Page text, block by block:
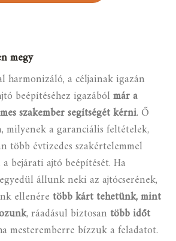
megy
harmonizáló, a céljainak igazán
beépítéséhez igazábólmár a
szakember segítségét kérni. Ő
milyenek a garanciális feltételek,
több évtizedes szakértelemmel
bejárati ajtó beépítését. Ha
állunk neki az ajtócserének,
ellenéretöbb kárt tehetünk, mint
, ráadásul biztosantöbb időt
mesteremberre bízzuk a feladatot.